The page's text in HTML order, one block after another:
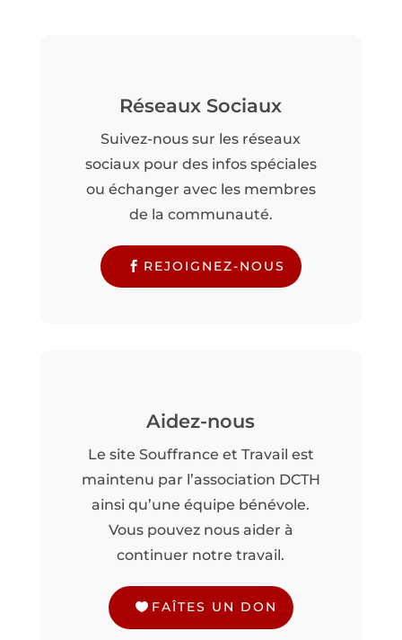
Réseaux Sociaux
Suivez-nous sur les réseaux
sociaux pour des infos spéciales
ou échanger avec les membres
de la communauté.
REJOIGNEZ-NOUS
Aidez-nous
Le site Souffrance et Travail est
maintenu par l’association DCTH
ainsi qu’une équipe bénévole.
Vous pouvez nous aider à
continuer notre travail.
FAÎTES UN DON